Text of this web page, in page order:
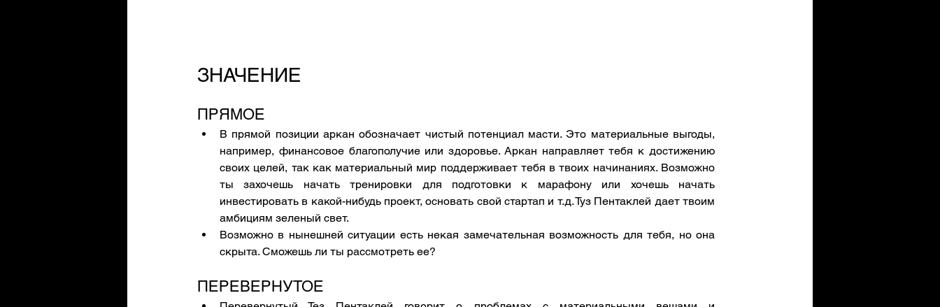
ЗНАЧЕНИЕ
ПРЯМОЕ
В прямой позиции аркан обозначает чистый потенциал масти. Это материальные выгоды,
например, финансовое благополучие или здоровье. Аркан направляет тебя к достижению
своих целей, так как материальный мир поддерживает тебя в твоих начинаниях. Возможно
ты захочешь начать тренировки для подготовки к марафону или хочешь начать
инвестировать в какой-нибудь проект, основать свой стартап и т.д. Туз Пентаклей дает твоим
амбициям зеленый свет.
Возможно в нынешней ситуации есть некая замечательная возможность для тебя, но она
скрыта. Сможешь ли ты рассмотреть ее?
ПЕРЕВЕРНУТОЕ